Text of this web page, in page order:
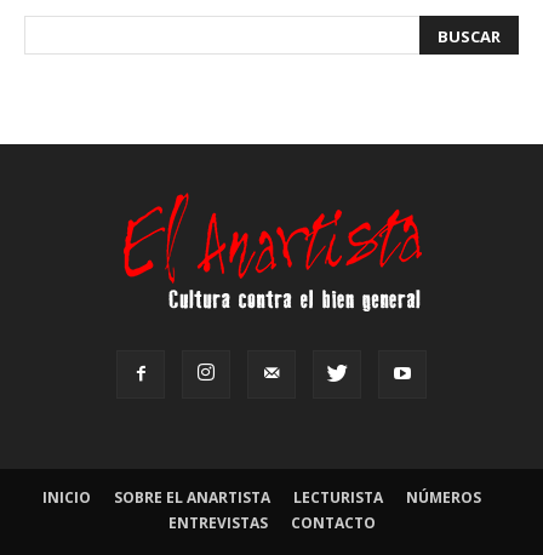
INICIO SOBRE EL ANARTISTA LECTURISTA
NÚMEROS
ENTREVISTAS
CONTACTO